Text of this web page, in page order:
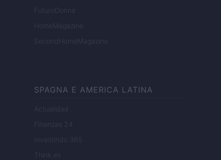
FuturoDonna
HomeMagazine
SecondHomeMagazine
SPAGNA E AMERICA LATINA
Actualidad
Finanzas 24
Investindo 365
Think.es